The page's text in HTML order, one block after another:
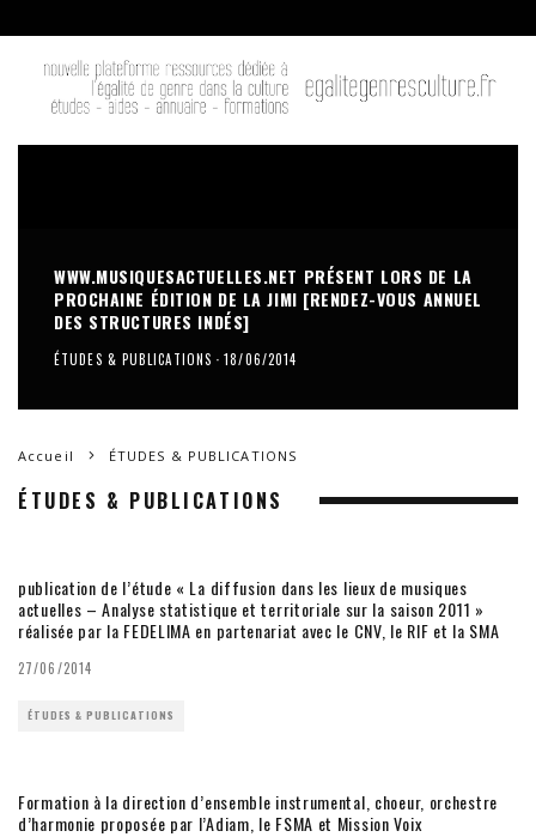
WWW.MUSIQUESACTUELLES.NET PRÉSENT LORS DE LA
PROCHAINE ÉDITION DE LA JIMI [RENDEZ-VOUS ANNUEL
DES STRUCTURES INDÉS]
ÉTUDES & PUBLICATIONS · 18/06/2014
Accueil ÉTUDES & PUBLICATIONS
ÉTUDES & PUBLICATIONS
publication de l’étude « La diffusion dans les lieux de musiques
actuelles – Analyse statistique et territoriale sur la saison 2011 »
réalisée par la FEDELIMA en partenariat avec le CNV, le RIF et la SMA
27/06/2014
ÉTUDES & PUBLICATIONS
Formation à la direction d’ensemble instrumental, choeur, orchestre
d’harmonie proposée par l’Adiam, le FSMA et Mission Voix